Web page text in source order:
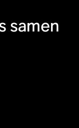
samen